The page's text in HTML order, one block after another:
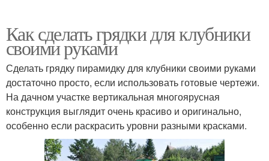
Как сделать грядки для клубники
своими руками
Сделать грядку пирамидку для клубники своими руками
достаточно просто, если использовать готовые чертежи.
На дачном участке вертикальная многоярусная
конструкция выглядит очень красиво и оригинально,
особенно если раскрасить уровни разными красками.